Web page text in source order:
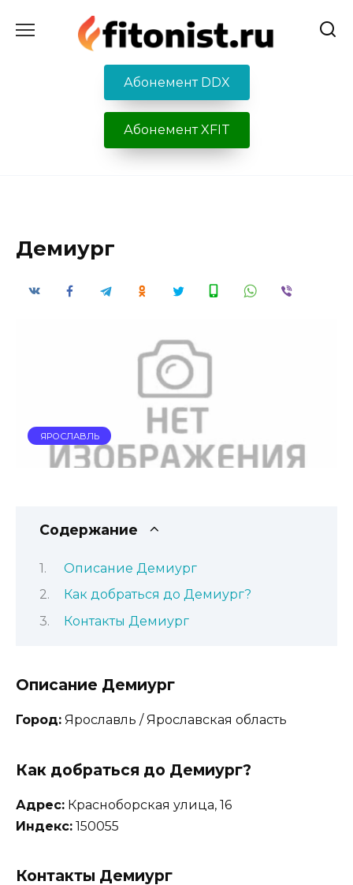
содержанию
Абонемент DDX
Абонемент XFIT
Демиург
ЯРОСЛАВЛЬ
Содержание
Описание Демиург
Как добраться до Демиург?
Контакты Демиург
Описание Демиург
Город: Ярославль / Ярославская область
Как добраться до Демиург?
Адрес: Красноборская улица, 16
Индекс: 150055
Контакты Демиург